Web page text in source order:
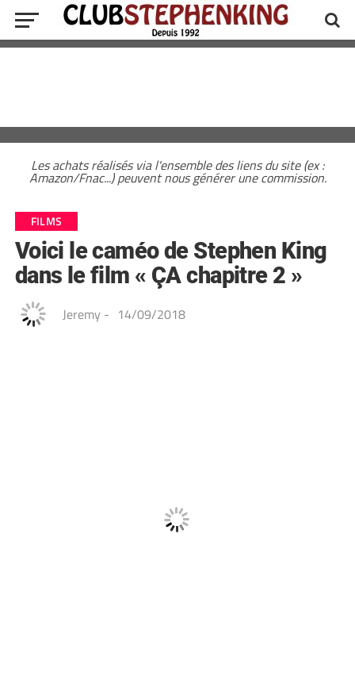
Les achats réalisés via l'ensemble des liens du site (ex :
Amazon/Fnac...) peuvent nous générer une commission.
FILMS
Voici le caméo de Stephen King
dans le film « ÇA chapitre 2 »
Jeremy - 14/09/2018